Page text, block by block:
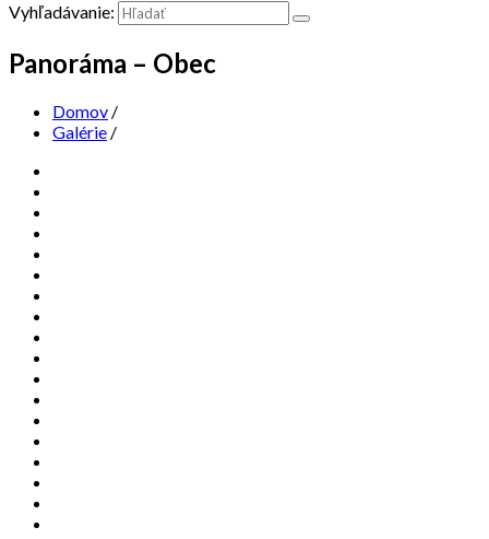
Vyhľadávanie:
Panoráma – Obec
Domov /
Galérie /